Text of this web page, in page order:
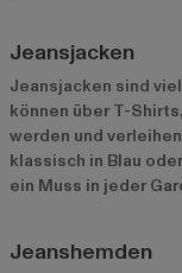
Jeansjacken
Jeansjacken sind
können über T-
werden und
klassisch in Blau
ein Muss in jeder
Jeanshemden